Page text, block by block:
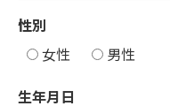
性別
女性
男性
生年月日